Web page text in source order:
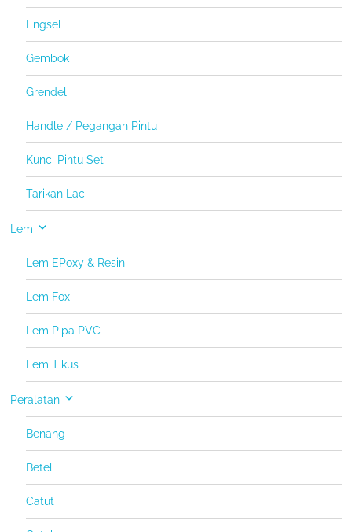
Engsel
Gembok
Grendel
Handle / Pegangan Pintu
Kunci Pintu Set
Tarikan Laci
Lem
Lem EPoxy & Resin
Lem Fox
Lem Pipa PVC
Lem Tikus
Peralatan
Benang
Betel
Catut